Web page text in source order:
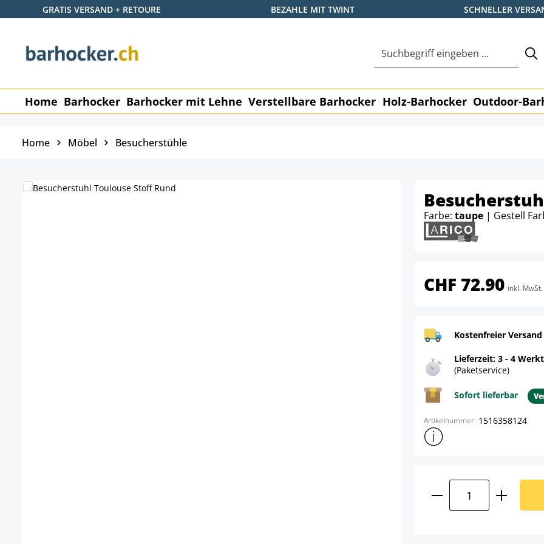
Hauptinhalt springen
Zur Suche springen
Zur Hauptnavigation springen
GRATIS VERSAND + RETOURE BEZAHLE MIT TWINT SCHNELLER
Home Barhocker Barhocker mit Lehne Verstellbare Barhocker Holz-Barhocker Outdoor-
Home Möbel Besucherstühle
Farbe: taupe | Gestell
CHF 72.90 inkl. MwSt.
Kostenfreier
Lieferzeit: 3 - 4
(Paketservice)
Sofort lieferbar
Artikelnummer: 1516358124
Weitere
Produkt Anzahl: